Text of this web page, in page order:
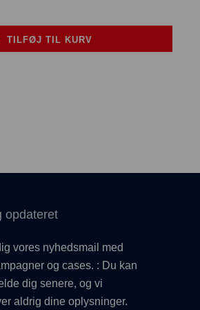
TILFØJ TIL KURV
opdateret
vores nyhedsmail med
og cases. : Du kan
dig senere, og vi
aldrig dine oplysninger.